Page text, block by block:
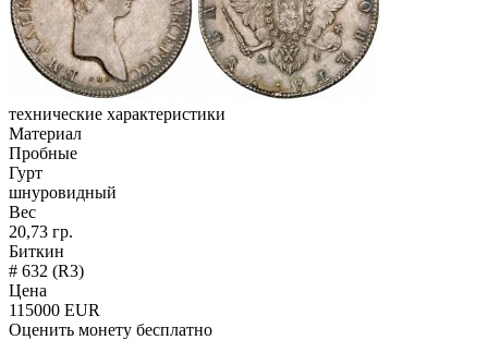
технические характеристики
Материал
Пробные
Гурт
шнуровидный
Вес
20,73 гр.
Биткин
# 632 (R3)
Цена
115000 EUR
Оценить монету бесплатно